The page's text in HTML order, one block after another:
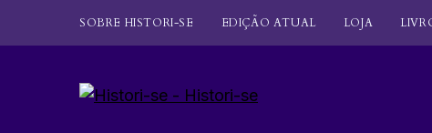
SOBRE HISTORI-SE EDIÇÃO ATUAL LOJA